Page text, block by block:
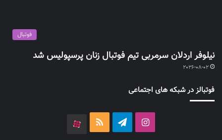
فوتبال
نیلوفر اردلان سرمربی تیم فوتبال زنان پرسپولیس شد
2026-08-02
فوتبالز در شبکه های اجتماعی
اینستاگرامتلگرام خوراک